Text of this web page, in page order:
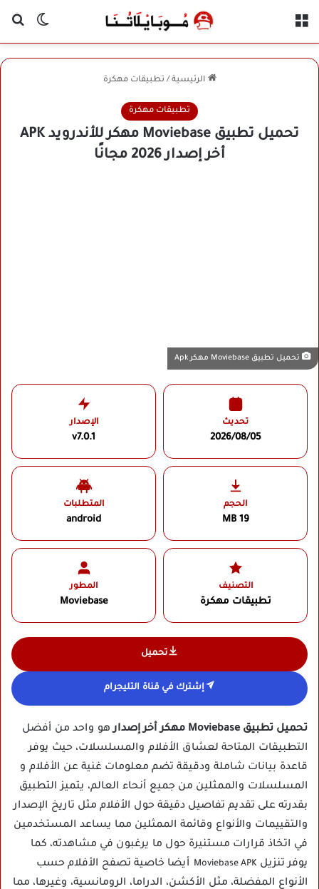
الوضع
الرئيسية / تطبيقات مهكرة
تطبيقات مهكرة
تحميل تطبيق Moviebase مهكر للأندرويد APK
أخر إصدار 2026 مجانًا
تحميل تطبيق Moviebase مهكر Apk
تحديث
2026/08/05
الإصدار
v7.0.1
الحجم
19 MB
المتطلبات
android
التصنيف
تطبيقات مهكرة
المطور
Moviebase
تحميل
إشترك في قناة التليجرام
تحميل تطبيق Moviebase مهكر أخر إصدار
هو واحد من أفضل
التطبيقات المتاحة لعشاق الأفلام والمسلسلات، حيث يوفر
قاعدة بيانات شاملة ودقيقة تضم معلومات غنية عن الأفلام و
المسلسلات والممثلين من جميع أنحاء العالم، يتميز التطبيق
بقدرته على تقديم تفاصيل دقيقة حول الأفلام مثل تاريخ الإصدار
والتقييمات والأنواع وقائمة الممثلين مما يساعد المستخدمين
في اتخاذ قرارات مستنيرة حول ما يرغبون في مشاهدته، كما
يوفر تنزيل Moviebase APK أيضا خاصية تصفح الأفلام حسب
الأنواع المفضلة، مثل الأكشن، الدراما، الرومانسية، وغيرها، مما